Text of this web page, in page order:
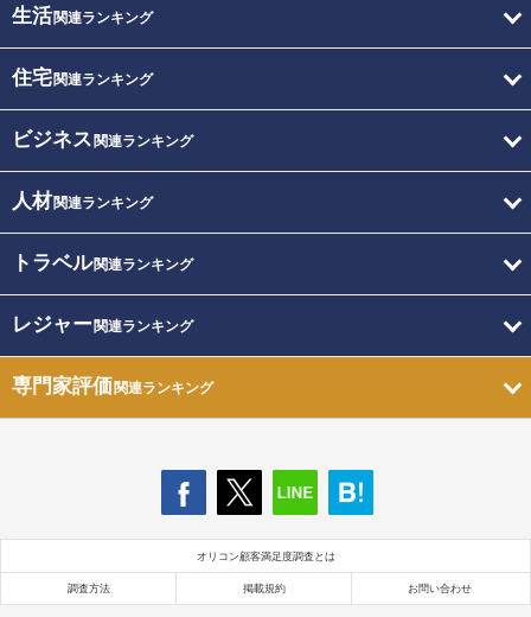
生活関連ランキング
住宅関連ランキング
ビジネス 関連ランキング
人材関連ランキング
トラベル関連ランキング
レジャー関連ランキング
専門家評価関連ランキング
オリコン顧客満足度調査とは
調査方法 掲載規約 お問い合わせ